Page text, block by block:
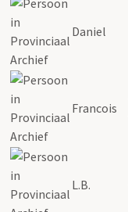
Daniel
Francois
L.B.